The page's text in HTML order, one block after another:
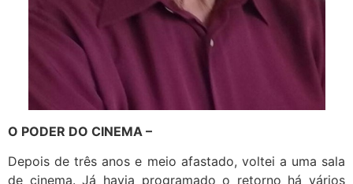
O PODER DO CINEMA –
Depois de três anos e meio afastado, voltei a uma sala
de cinema. Já havia programado o retorno há vários